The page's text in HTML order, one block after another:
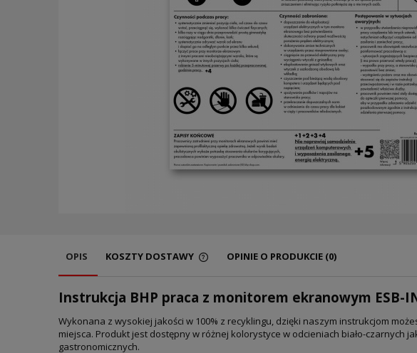
OPIS KOSZTY DOSTAWY OPINIE O PRODUKCIE (0)
Instrukcja BHP praca z monitorem ekranowym ESB-
Wykonana z wysokiej jakości w 100% z recyklingu, dzięki naszym instrukcjom
miejsca. Produkt jest dostępny w różnej kolorystyce w odcieniach biało-czarnych
gastronomicznych.